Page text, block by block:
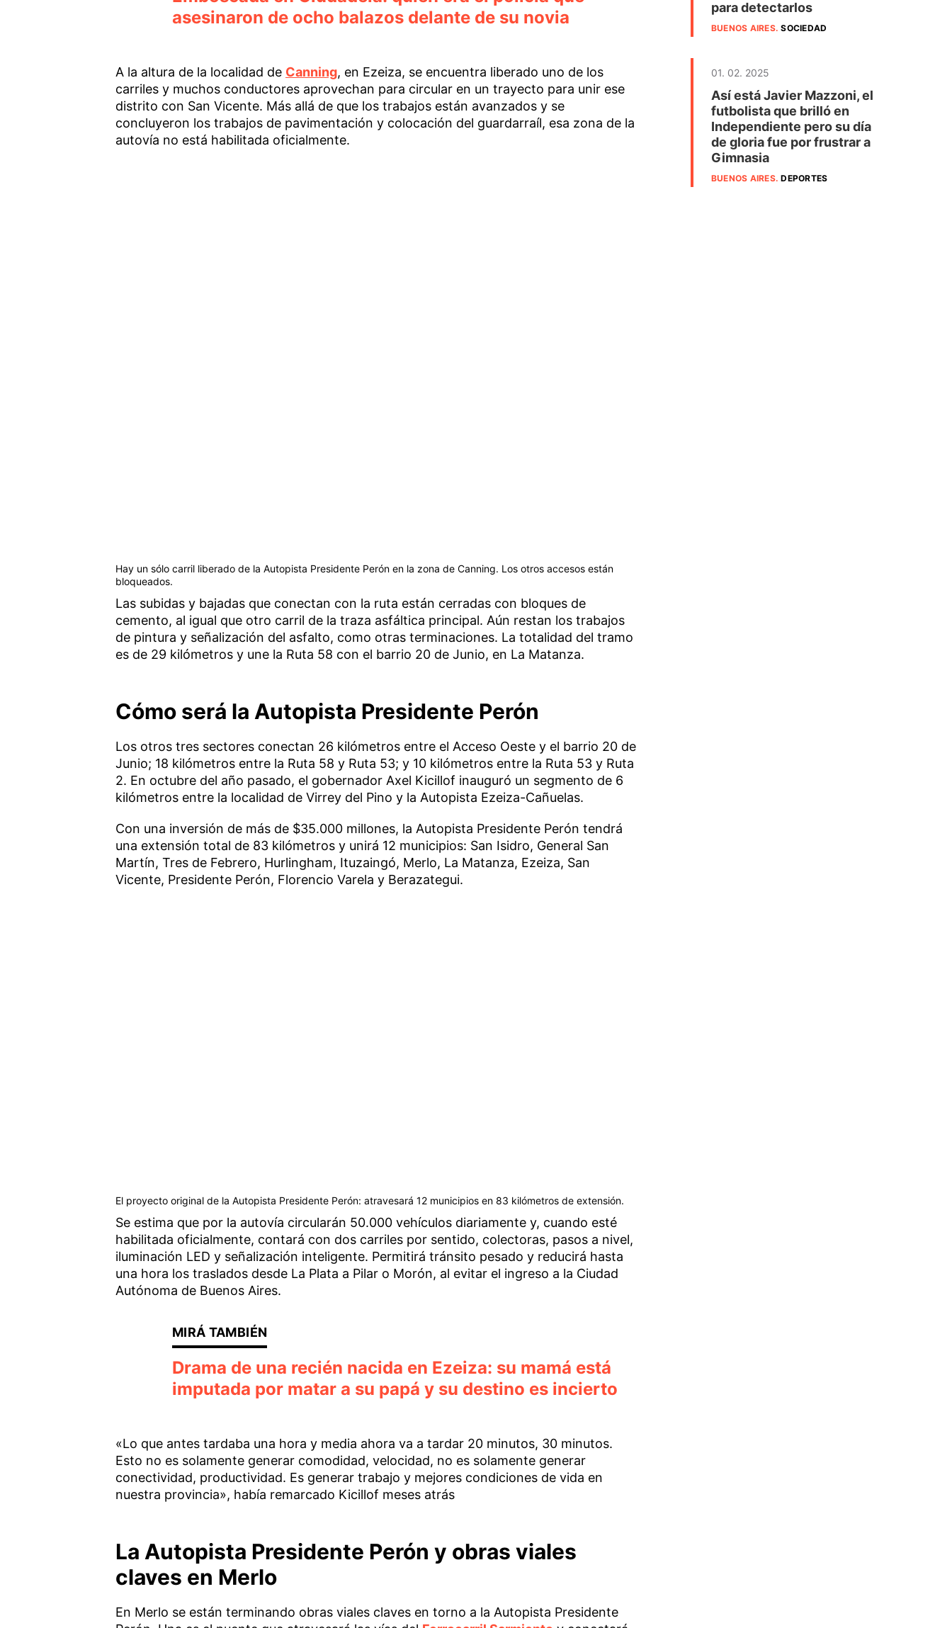
asesinaron de ocho balazos delante de su novia
A la altura de la localidad de Canning, en Ezeiza, se encuentra liberado uno de los
carriles y muchos conductores aprovechan para circular en un trayecto para unir ese
distrito con San Vicente. Más allá de que los trabajos están avanzados y se
concluyeron los trabajos de pavimentación y colocación del guardarraíl, esa zona de la
autovía no está habilitada oficialmente.
Hay un sólo carril liberado de la Autopista Presidente Perón en la zona de Canning. Los otros accesos están
bloqueados.
Las subidas y bajadas que conectan con la ruta están cerradas con bloques de
cemento, al igual que otro carril de la traza asfáltica principal. Aún restan los trabajos
de pintura y señalización del asfalto, como otras terminaciones. La totalidad del tramo
es de 29 kilómetros y une la Ruta 58 con el barrio 20 de Junio, en La Matanza.
Cómo será la Autopista Presidente Perón
Los otros tres sectores conectan 26 kilómetros entre el Acceso Oeste y el barrio 20 de
Junio; 18 kilómetros entre la Ruta 58 y Ruta 53; y 10 kilómetros entre la Ruta 53 y Ruta
2. En octubre del año pasado, el gobernador Axel Kicillof inauguró un segmento de 6
kilómetros entre la localidad de Virrey del Pino y la Autopista Ezeiza-Cañuelas.
Con una inversión de más de $35.000 millones, la Autopista Presidente Perón tendrá
una extensión total de 83 kilómetros y unirá 12 municipios: San Isidro, General San
Martín, Tres de Febrero, Hurlingham, Ituzaingó, Merlo, La Matanza, Ezeiza, San
Vicente, Presidente Perón, Florencio Varela y Berazategui.
El proyecto original de la Autopista Presidente Perón: atravesará 12 municipios en 83 kilómetros de extensión.
Se estima que por la autovía circularán 50.000 vehículos diariamente y, cuando esté
habilitada oficialmente, contará con dos carriles por sentido, colectoras, pasos a nivel,
iluminación LED y señalización inteligente. Permitirá tránsito pesado y reducirá hasta
una hora los traslados desde La Plata a Pilar o Morón, al evitar el ingreso a la Ciudad
Autónoma de Buenos Aires.
Drama de una recién nacida en Ezeiza: su mamá está
imputada por matar a su papá y su destino es incierto
«Lo que antes tardaba una hora y media ahora va a tardar 20 minutos, 30 minutos.
Esto no es solamente generar comodidad, velocidad, no es solamente generar
conectividad, productividad. Es generar trabajo y mejores condiciones de vida en
nuestra provincia», había remarcado Kicillof meses atrás
La Autopista Presidente Perón y obras viales
claves en Merlo
En Merlo se están terminando obras viales claves en torno a la Autopista Presidente
para detectarlos
BUENOS AIRES.SOCIEDAD
01. 02. 2025
Así está Javier Mazzoni, el
futbolista que brilló en
Independiente pero su día
de gloria fue por frustrar a
Gimnasia
BUENOS AIRES.DEPORTES